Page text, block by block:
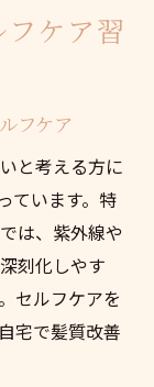
ケア習
フケア
と考える方に
ています。特
は、紫外線や
刻化しやす
セルフケアを
宅で髪質改善